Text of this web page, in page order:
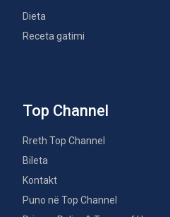
Dieta
Receta gatimi
Top Channel
Rreth Top Channel
Bileta
Kontakt
Puno në Top Channel